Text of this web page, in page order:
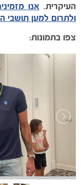
ותוצאות
העיקרית. אנו
ולתרום למען תושבי
צפו בתמונות: